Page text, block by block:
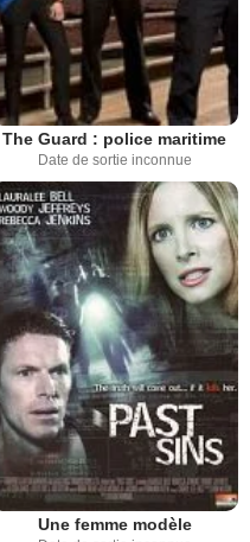
The Guard : police maritime
Date de sortie inconnue
Une femme modèle